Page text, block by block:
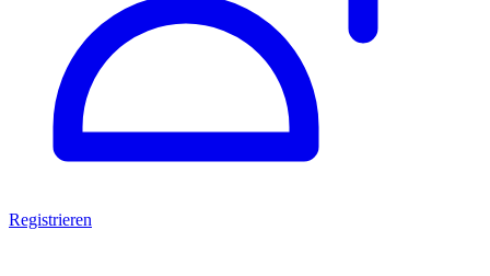
Registrieren